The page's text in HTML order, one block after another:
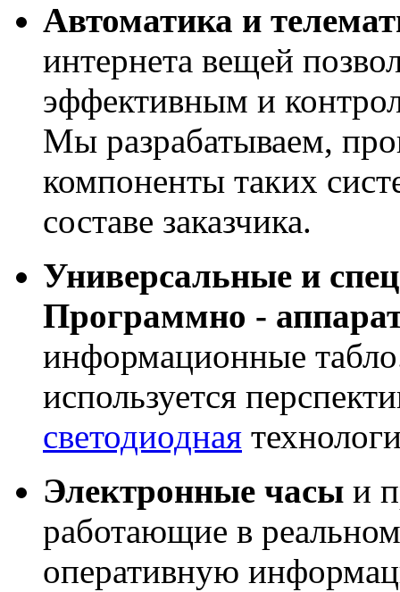
Автоматика и
интернета вещей
эффективным и
Мы разрабатываем,
компоненты таких
составе заказчика.
Универсальные и
Программно -
информационные
используется
светодиодная
Электронные часы и
работающие в
оперативную